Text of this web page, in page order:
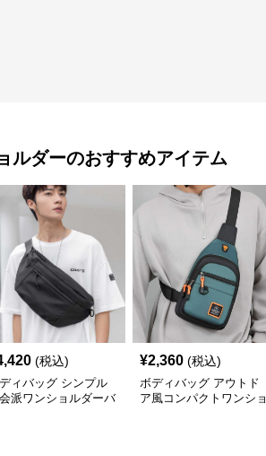
ルダーのおすすめアイテム
(税込)
ィバッグ シンプル
派ワンショルダーバ
¥2,360 (税込)
ボディバッグ アウトド
ア風コンパクトワンショ